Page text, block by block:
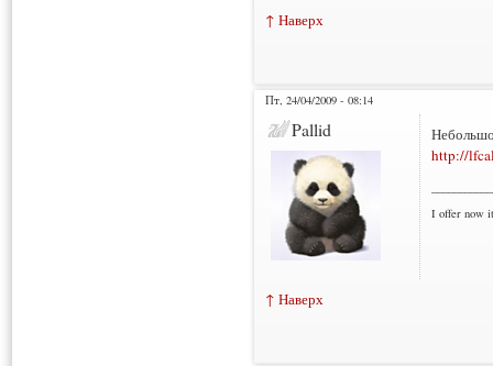
↑ Наверх
Пт, 24/04/2009 - 08:14
Pallid
http://
I offer now
↑ Наверх